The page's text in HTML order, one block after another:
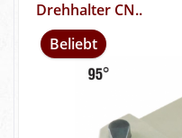
Drehhalter CN..
Beliebt